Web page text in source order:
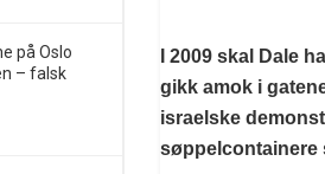
på Oslo
– falsk
I 2009 skal Dale
gikk amok i
israelske
søppelcontainere